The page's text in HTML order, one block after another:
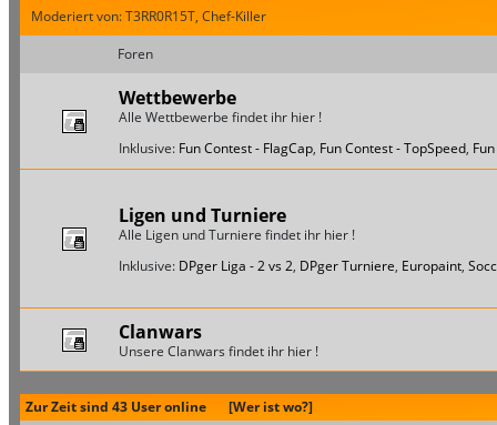
Moderiert von: T3RR0R15T, Chef-Killer
Foren
Wettbewerbe
Alle Wettbewerbe findet ihr hier !
Inklusive: Fun Contest - FlagCap, Fun Contest - TopSpeed,
Ligen und Turniere
Alle Ligen und Turniere findet ihr hier !
Inklusive: DPger Liga - 2 vs 2, DPger Turniere, Europaint,
Clanwars
Unsere Clanwars findet ihr hier !
Zur Zeit sind 43 User online [Wer ist wo?]